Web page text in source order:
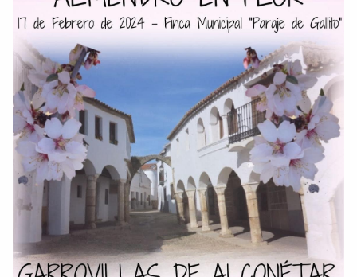
Cancionero Local
Apodos
Peñas
La palra
Modo oscuro